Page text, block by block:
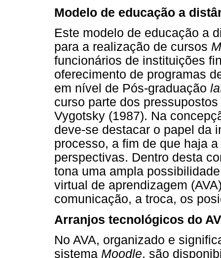
Modelo de educação a
Este modelo de educação a
para a realização de cursos
funcionários de instituições
oferecimento de programas
em nível de Pós-graduação
curso parte dos
Vygotsky (1987). Na
deve-se destacar o papel da
processo, a fim de que haja
perspectivas. Dentro desta
tona uma ampla
virtual de aprendizagem
comunicação, a troca, os
Arranjos tecnológicos do
No AVA, organizado e
sistema Moodle, são